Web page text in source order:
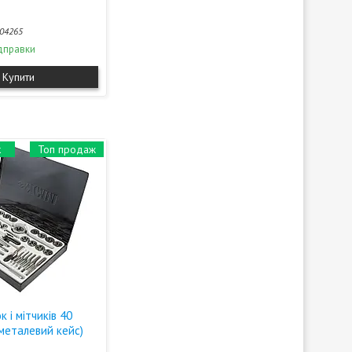
Купити
Топ продаж
і мітчиків 40
кейс)